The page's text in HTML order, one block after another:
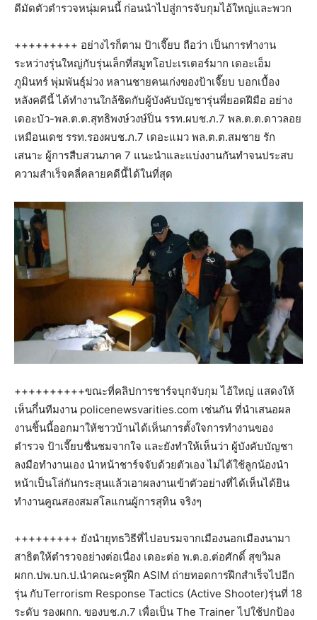
ดีมัดตัวตำรวจหนุ่มคนนี้ ก่อนนำไปสู่การจับกุมไอ้ใหญ่และพวก
+++++++++ อย่างไรก็ตาม ป้าเจี๊ยบ ถือว่า เป็นการทำงาน
ระหว่างรุ่นใหญ่กับรุ่นเล็กที่สมูทโอปะเรเตอร์มาก เดอะเอ็ม
ภูมินทร์ พุ่มพันธ์ุม่วง หลานชายคนเก่งของป้าเจี๊ยบ บอกเบื้อง
หลังคดีนี้ ได้ทำงานใกล้ชิดกับผู้บังคับบัญชารุ่นพี่ยอดฝีมือ อย่าง
เดอะบัว-พล.ต.ต.สุทธิพงษ์วงษ์ปิ่น รรท.ผบช.ภ.7 พล.ต.ต.ดาวลอย
เหมือนเดช รรท.รองผบช.ภ.7 เดอะแมว พล.ต.ต.สมชาย รัก
เสนาะ ผู้การสืบสวนภาค 7 แนะนำและแบ่งงานกันทำจนประสบ
ความสำเร็จคลี่คลายคดีนี้ได้ในที่สุด
++++++++++ขณะที่คลิปการชาร์จบุกจับกุม ไอ้ใหญ่ แสดงให้
เห็นกึ๋นทีมงาน policenewsvarities.com เช่นกัน ที่นำเสนอผล
งานชิ้นนี้ออกมาให้ชาวบ้านได้เห็นการตั้งใจการทำงานของ
ตำรวจ ป้าเจี๊ยบชื่นชมจากใจ และยังทำให้เห็นว่า ผู้บังคับบัญชา
ลงมือทำงานเอง นำหน้าชาร์จจับด้วยตัวเอง ไม่ได้ใช้ลูกน้องนำ
หน้าเป็นโล่กันกระสุนแล้วเอาผลงานเข้าตัวอย่างที่ได้เห็นได้ยิน
ทำงานคูณสองสมสโลแกนผู้การสุทิน จริงๆ
+++++++++ ยังนำยุทธวิธีที่ไปอบรมจากเมืองนอกเมืองนามา
สาธิตให้ตำรวจอย่างต่อเนื่อง เดอะต่อ พ.ต.อ.ต่อศักดิ์ สุขวิมล
ผกก.ปพ.บก.ป.นำคณะครูฝึก ASIM ถ่ายทอดการฝึกสำเร็จไปอีก
รุ่น กับTerrorism Response Tactics (Active Shooter)รุ่นที่ 18
ระดับ รองผกก. ของบช.ภ.7 เพื่อเป็น The Trainer ไปใช้ปกป้อง